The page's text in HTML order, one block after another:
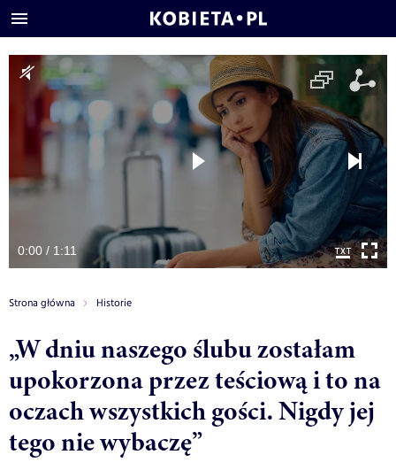
0:00 / 1:11
Strona główna Historie
„W dniu naszego ślubu zostałam
upokorzona przez teściową i to na
oczach wszystkich gości. Nigdy jej
tego nie wybaczę”